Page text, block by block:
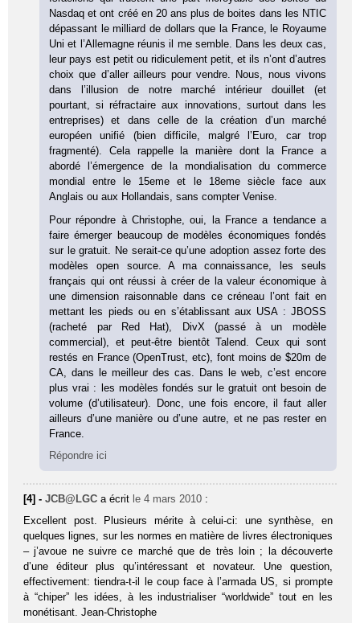
Nasdaq et ont créé en 20 ans plus de boites dans les NTIC
dépassant le milliard de dollars que la France, le Royaume
Uni et l’Allemagne réunis il me semble. Dans les deux cas,
leur pays est petit ou ridiculement petit, et ils n’ont d’autres
choix que d’aller ailleurs pour vendre. Nous, nous vivons
dans l’illusion de notre marché intérieur douillet (et
pourtant, si réfractaire aux innovations, surtout dans les
entreprises) et dans celle de la création d’un marché
européen unifié (bien difficile, malgré l’Euro, car trop
fragmenté). Cela rappelle la manière dont la France a
abordé l’émergence de la mondialisation du commerce
mondial entre le 15eme et le 18eme siècle face aux
Anglais ou aux Hollandais, sans compter Venise.
Pour répondre à Christophe, oui, la France a tendance a
faire émerger beaucoup de modèles économiques fondés
sur le gratuit. Ne serait-ce qu’une adoption assez forte des
modèles open source. A ma connaissance, les seuls
français qui ont réussi à créer de la valeur économique à
une dimension raisonnable dans ce créneau l’ont fait en
mettant les pieds ou en s’établissant aux USA : JBOSS
(racheté par Red Hat), DivX (passé à un modèle
commercial), et peut-être bientôt Talend. Ceux qui sont
restés en France (OpenTrust, etc), font moins de $20m de
CA, dans le meilleur des cas. Dans le web, c’est encore
plus vrai : les modèles fondés sur le gratuit ont besoin de
volume (d’utilisateur). Donc, une fois encore, il faut aller
ailleurs d’une manière ou d’une autre, et ne pas rester en
France.
Répondre ici
[4] -JCB@LGC a écrit le 4 mars 2010 :
Excellent post. Plusieurs mérite à celui-ci: une synthèse, en
quelques lignes, sur les normes en matière de livres électroniques
– j’avoue ne suivre ce marché que de très loin ; la découverte
d’une éditeur plus qu’intéressant et novateur. Une question,
effectivement: tiendra-t-il le coup face à l’armada US, si prompte
à “chiper” les idées, à les industrialiser “worldwide” tout en les
monétisant. Jean-Christophe